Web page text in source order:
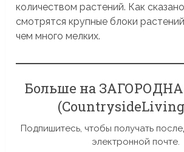
количеством растений. Как
смотрятся крупные блоки
чем много мелких.
Больше на
Подпишитесь, чтобы получать
электронной почте.